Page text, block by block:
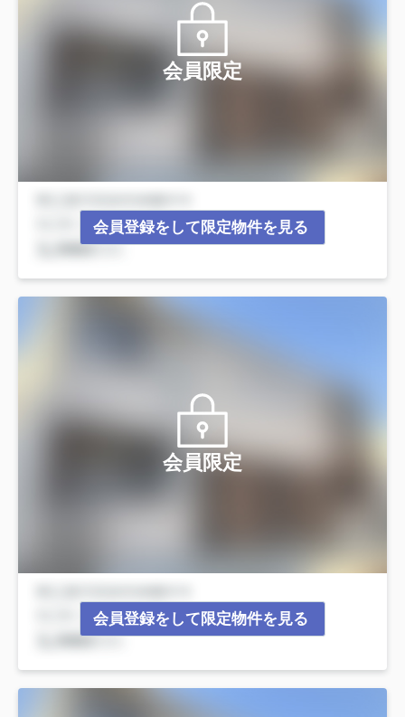
会員限定
会員登録をして限定物件を見る
会員限定
会員登録をして限定物件を見る